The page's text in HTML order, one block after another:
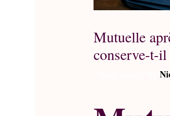
Mutuelle
conserve-t-
/ By